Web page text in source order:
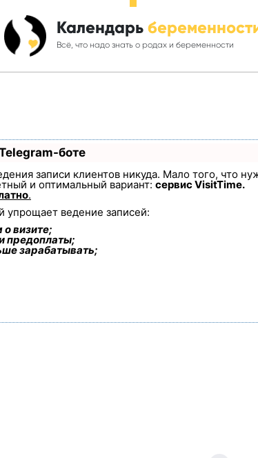
Календарь
Всё, что надо знать о родах и беременности
боте
записи клиентов никуда. Мало того, что
и оптимальный вариант: сервис VisitTime.
.
упрощает ведение записей:
визите;
предоплаты;
зарабатывать;